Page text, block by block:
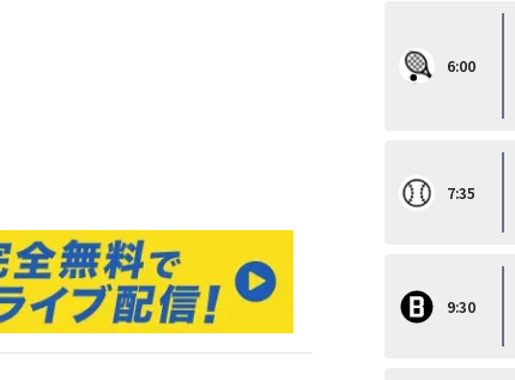
6:00
7:35
9:30